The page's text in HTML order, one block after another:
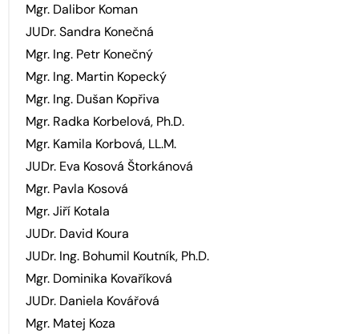
Mgr. Dalibor Koman
JUDr. Sandra Konečná
Mgr. Ing. Petr Konečný
Mgr. Ing. Martin Kopecký
Mgr. Ing. Dušan Kopřiva
Mgr. Radka Korbelová, Ph.D.
Mgr. Kamila Korbová, LL.M.
JUDr. Eva Kosová Štorkánová
Mgr. Pavla Kosová
Mgr. Jiří Kotala
JUDr. David Koura
JUDr. Ing. Bohumil Koutník, Ph.D.
Mgr. Dominika Kovaříková
JUDr. Daniela Kovářová
Mgr. Matej Koza